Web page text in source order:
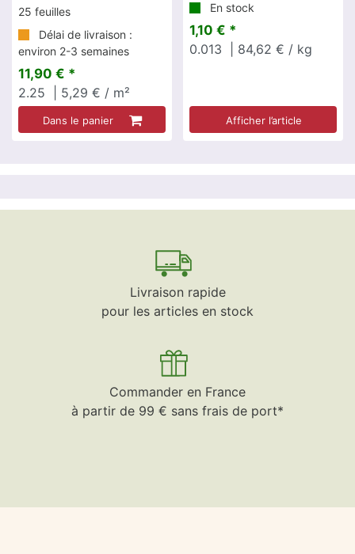
25 feuilles
Délai de livraison :
environ 2-3 semaines
11,90 € *
2.25
| 5,29 € / m²
Dans le panier
En stock
1,10 € *
0.013
| 84,62 € / kg
Afficher l’article
Livraison rapide
pour les articles en stock
Commander en France
à partir de 99 € sans frais de port*